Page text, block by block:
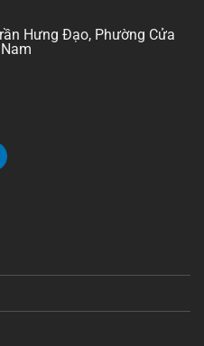
Hưng Đạo, Phường Cửa